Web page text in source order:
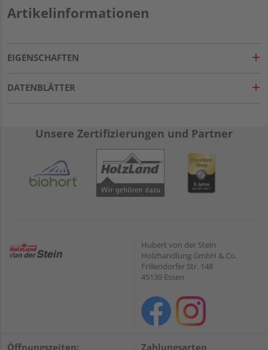
Artikelinformationen
EIGENSCHAFTEN
DATENBLÄTTER
Unsere Zertifizierungen und Partner
Hubert von der Stein
Holzhandlung GmbH & Co.
Frillendorfer Str. 148
45139 Essen
Öffnungszeiten: Zahlungsarten